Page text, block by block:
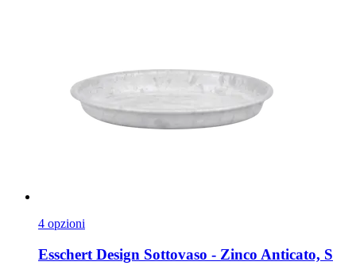
4 opzioni
Esschert Design Sottovaso -​ Zinco Anticato, S